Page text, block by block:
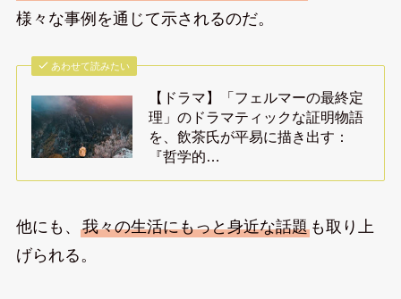
様々な事例を通じて示されるのだ。
あわせて読みたい
【ドラマ】「フェルマーの最終定
理」のドラマティックな証明物語
を、飲茶氏が平易に描き出す：
『哲学的…
他にも、 我々の生活にもっと身近な話題も取り上
げられる。